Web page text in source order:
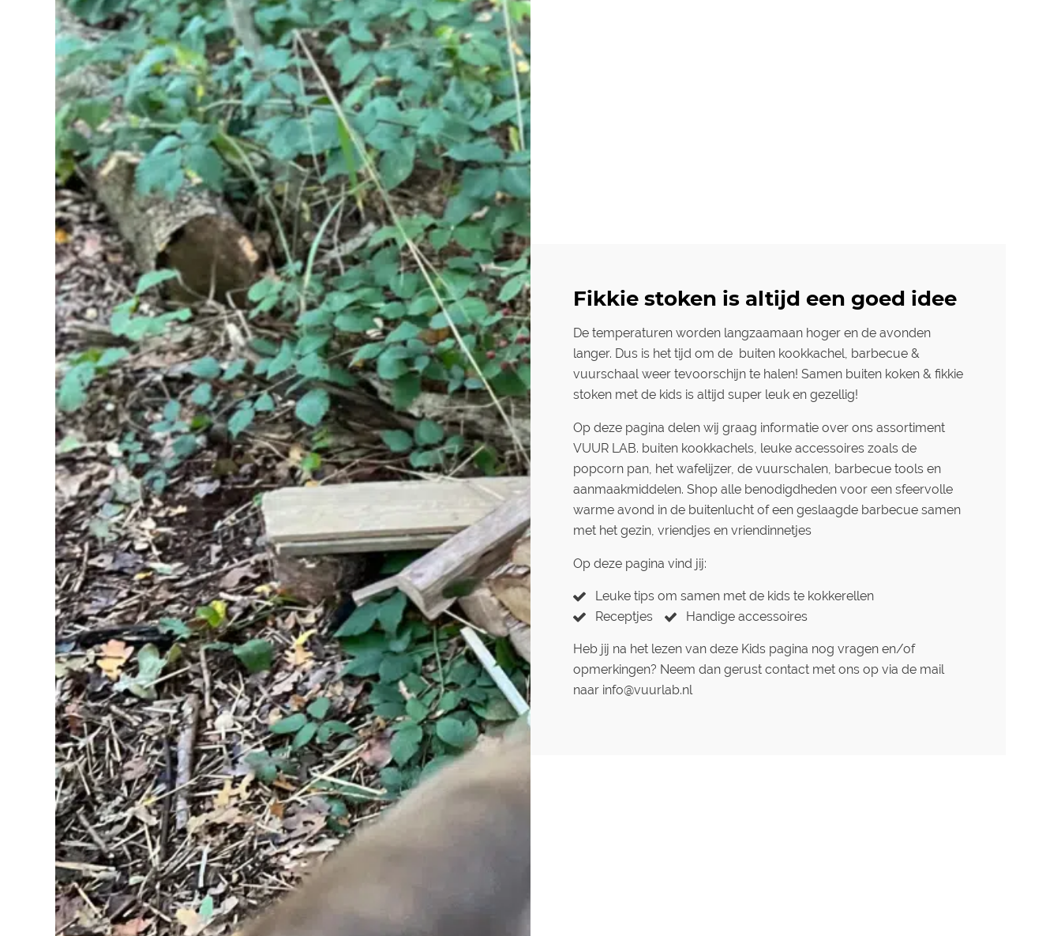
Fikkie stoken is altijd een goed idee
De temperaturen worden langzaamaan hoger en de avonden
langer. Dus is het tijd om de buiten kookkachel, barbecue &
vuurschaal weer tevoorschijn te halen! Samen buiten koken & fikkie
stoken met de kids is altijd super leuk en gezellig!
Op deze pagina delen wij graag informatie over ons assortiment
VUUR LAB. buiten kookkachels, leuke accessoires zoals de
popcorn pan, het wafelijzer, de vuurschalen, barbecue tools en
aanmaakmiddelen. Shop alle benodigdheden voor een sfeervolle
warme avond in de buitenlucht of een geslaagde barbecue samen
met het gezin, vriendjes en vriendinnetjes
Op deze pagina vind jij:
Leuke tips om samen met de kids te kokkerellen
Receptjes
Handige accessoires
Heb jij na het lezen van deze Kids pagina nog vragen en/of
opmerkingen? Neem dan gerust contact met ons op via de mail
naar info@vuurlab.nl